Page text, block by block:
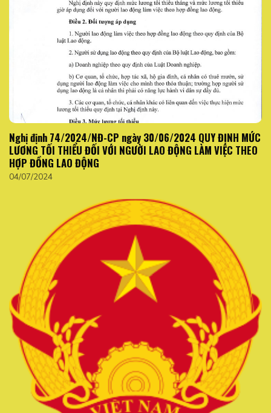
Nghị định 74/2024/NĐ-CP ngày 30/06/2024 QUY ĐỊNH MỨC
LƯƠNG TỐI THIỂU ĐỐI VỚI NGƯỜI LAO ĐỘNG LÀM VIỆC THEO
HỢP ĐỒNG LAO ĐỘNG
04/07/2024